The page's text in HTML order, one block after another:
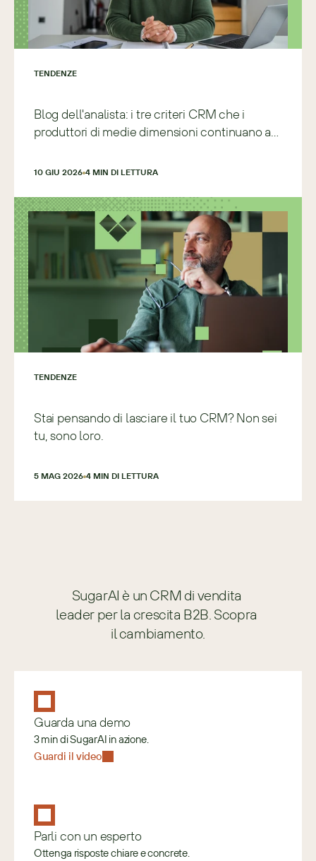
TENDENZE
Blog dell'analista: i tre criteri CRM che i
produttori di medie dimensioni continuano a
10 GIU 2026 4 MIN DI LETTURA
TENDENZE
Stai pensando di lasciare il tuo CRM? Non sei
tu, sono loro.
5 MAG 2026 4 MIN DI LETTURA
SugarAI è un CRM di vendita
leader per la crescita B2B. Scopra
il cambiamento.
Guarda una demo
3 min di SugarAI in azione.
Guardi il video
Parli con un esperto
Ottenga risposte chiare e concrete.